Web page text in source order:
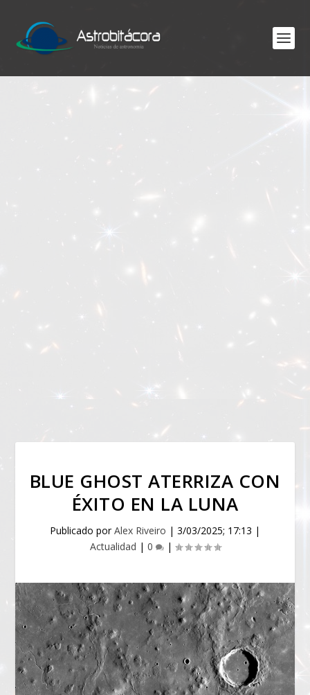
BLUE GHOST ATERRIZA CON
ÉXITO EN LA LUNA
Publicado porAlex Riveiro | 3/03/2025; 17:13 |
Actualidad | 0 |